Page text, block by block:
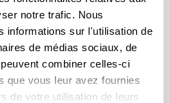
notre trafic. Nous
informations sur l'utilisation de
de médias sociaux, de
combiner celles-ci
que vous leur avez fournies
de votre utilisation de leurs
Iñaki García
Eusko